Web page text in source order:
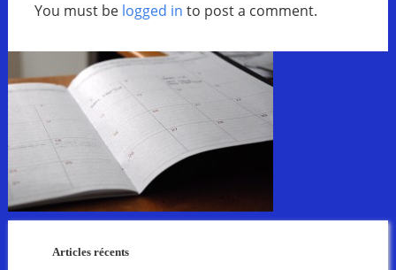
You must be logged in to post a comment.
Articles récents